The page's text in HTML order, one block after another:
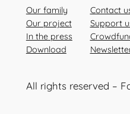
e
:
Our family
Our project
In the press
Download
Contact
Support
All rights reserved –